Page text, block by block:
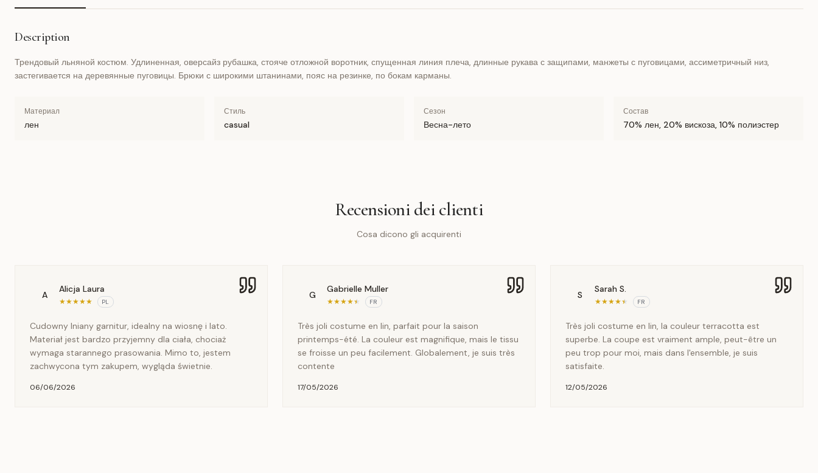
Description
Трендовый льняной костюм. Удлиненная, оверсайз рубашка, стояче отложной воротник, спущенная линия плеча, длинные рукава с защипами, манжеты с пуговицами, ассиметричный низ,
застегивается на деревянные пуговицы. Брюки с широкими штанинами, пояс на резинке, по бокам карманы.
Материал
лен
Стиль
casual
Сезон
Весна-лето
Состав
70% лен, 20% вискоза, 10% полиэстер
Recensioni dei clienti
Cosa dicono gli acquirenti
A
Alicja Laura
★★★★★ PL
Cudowny lniany garnitur, idealny na wiosnę i lato.
Materiał jest bardzo przyjemny dla ciała, chociaż
wymaga starannego prasowania. Mimo to, jestem
zachwycona tym zakupem, wygląda świetnie.
06/06/2026
G
Gabrielle Muller
★★★★★ FR
Très joli costume en lin, parfait pour la saison
printemps-été. La couleur est magnifique, mais le tissu
se froisse un peu facilement. Globalement, je suis très
contente
17/05/2026
S
Sarah S.
★★★★★ FR
Très joli costume en lin, la couleur terracotta est
superbe. La coupe est vraiment ample, peut-être un
peu trop pour moi, mais dans l'ensemble, je suis
satisfaite.
12/05/2026